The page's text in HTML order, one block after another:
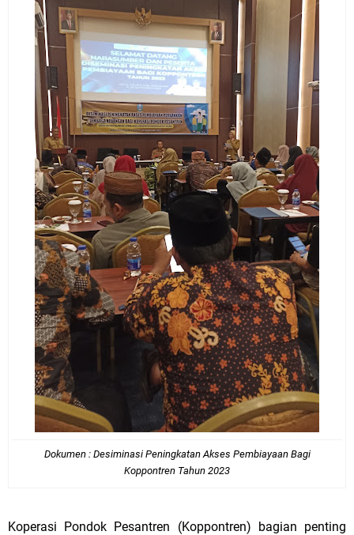
Dokumen : Desiminasi Peningkatan Akses Pembiayaan Bagi
Koppontren Tahun 2023
Koperasi Pondok Pesantren (Koppontren) bagian penting